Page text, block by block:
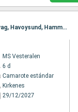
Itinerario : Kirkenes, Vardo, Batsfjord, Berlevag, Vardo, Mehamn, Kjollefjord, Honningsvag, Havoysund, Hammerfest, Oksfjord, Skjervoy, Tromso, Batsfjord, Finnsnes, Harstad, Risoyhamn, sortland, Stokmarknes, Svolvaer, Stamsund, Berlevag, Bodo, Ornes, Nesna (pasaje círculo polar), Sandnessjoen, Bronnoysund, Rorvik, Alesund, Torvik, Maloy, Floro, Mehamn, Bergen, Trondheim, Kristiansund, Molde, Kjollefjord, Alesund, Torvik, Maloy, Floro, Bergen, Honningsvag, Havoysund, Hammerfest, Oksfjord, Skjervoy, Tromso, Finnsnes, Harstad, Risoyhamn, sortland, Stokmarknes, Svolvaer, Stamsund, Bodo, Ornes, Nesna (pasaje círculo polar), Sandnessjoen, Bronnoysund, Rorvik, Trondheim, Kristiansund, Molde, Alesund, Torvik, Maloy, Floro, Bergen
MS Vesteralen
6 d
Camarote estándar
Kirkenes
29/12/2027